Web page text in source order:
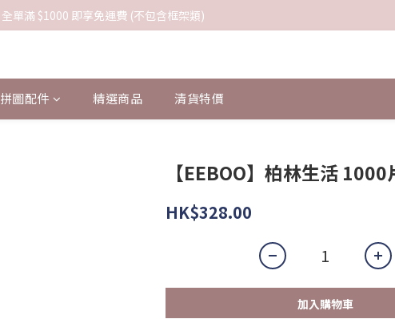
全單滿 $1000 即享免運費 (不包含框架類)
拼圖配件 精選商品 清貨特價
【EEBOO】柏林生活 1000
HK$328.00
加入購物車